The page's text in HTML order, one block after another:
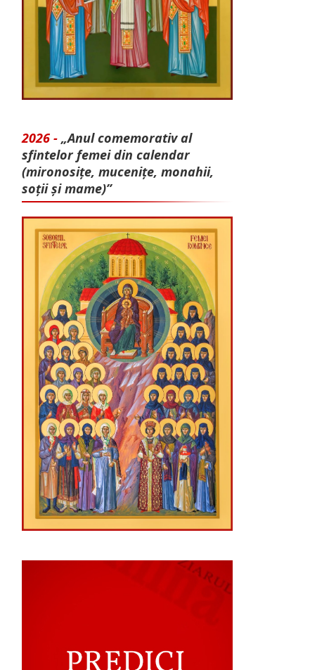
2026 - „Anul comemorativ al
sfintelor femei din calendar
(mironosițe, mu­cenițe, monahii,
soții și mame)”